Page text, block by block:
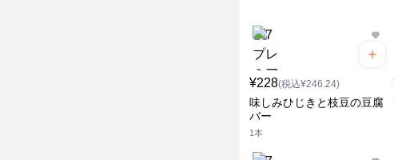
¥228(税込¥246.24)
味しみひじきと枝豆の豆腐
バー
1本